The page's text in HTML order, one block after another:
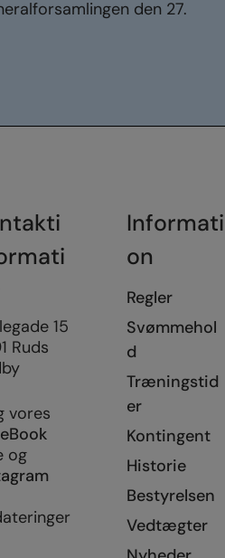
den 27.
15
Ruds
vores
og
Informati
on
Regler
Svømmehol
d
Træningstid
er
Kontingent
Historie
Bestyrelsen
Vedtægter